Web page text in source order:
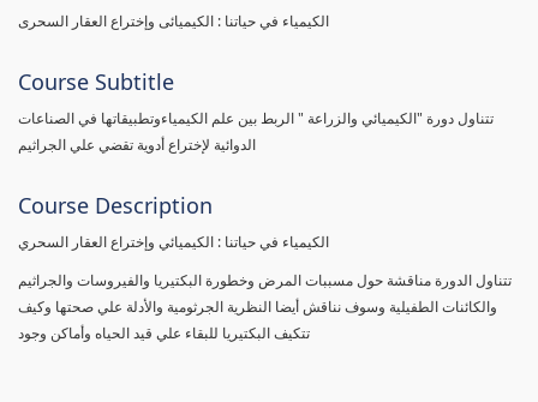
الكيمياء في حياتنا : الكيميائى وإختراع العقار السحرى
Course Subtitle
تتناول دورة "الكيميائي والزراعة " الربط بين علم الكيمياءوتطبيقاتها في الصناعات
الدوائية لإختراع أدوية تقضي علي الجراثيم
Course Description
الكيمياء في حياتنا : الكيميائي وإختراع العقار السحري
تتناول الدورة مناقشة حول مسببات المرض وخطورة البكتيريا والفيروسات والجراثيم
والكائنات الطفيلية وسوف نناقش أيضا النظرية الجرثومية والأدلة علي صحتها وكيف
تتكيف البكتيريا للبقاء علي قيد الحياه وأماكن وجود